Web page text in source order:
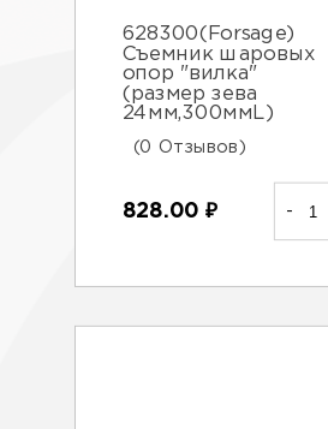
628300(Forsage)
Съемник шаровых
опор "вилка"
(размер зева
24мм,300ммL)
(0 Отзывов)
828.00 ₽ -